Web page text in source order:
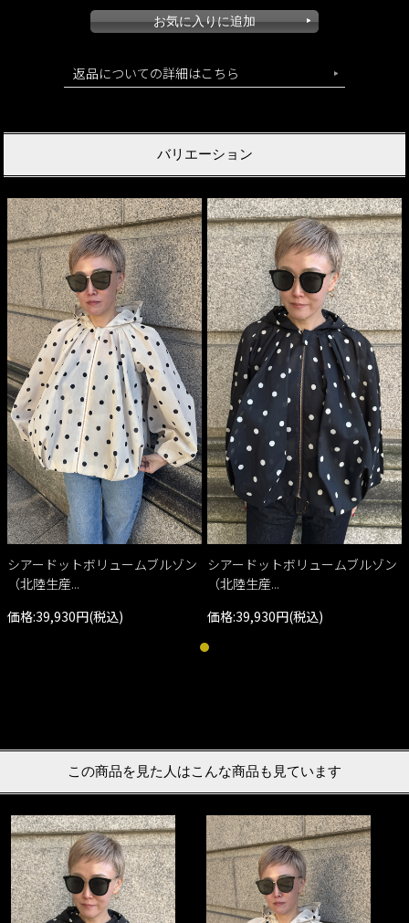
返品についての詳細はこちら
バリエーション
シアードットボリュームブルゾン
（北陸生産...
価格:39,930円(税込)
シアードットボリュームブルゾン
（北陸生産...
価格:39,930円(税込)
この商品を見た人はこんな商品も見ています